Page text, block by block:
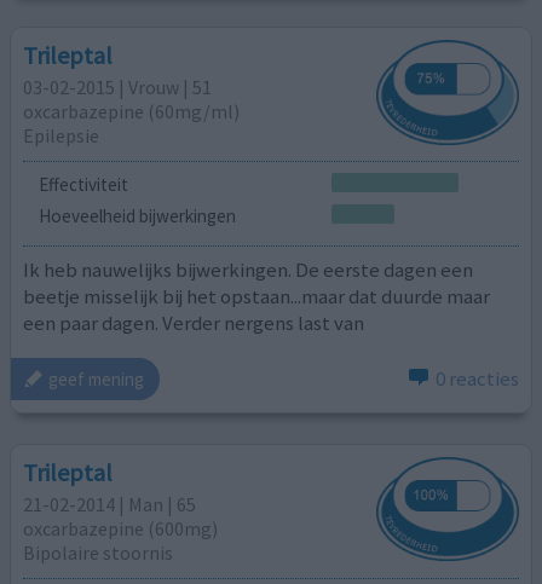
Trileptal
03-02-2015 | Vrouw | 51
oxcarbazepine (60mg/ml)
Epilepsie
Effectiviteit
Hoeveelheid bijwerkingen
Ik heb nauwelijks bijwerkingen. De eerste dagen een
beetje misselijk bij het opstaan...maar dat duurde maar
een paar dagen. Verder nergens last van
geef mening 0 reacties
Trileptal
21-02-2014 | Man | 65
oxcarbazepine (600mg)
Bipolaire stoornis